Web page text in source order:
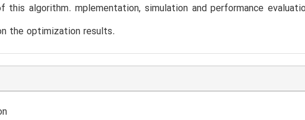
this algorithm. mplementation, simulation and performance
the optimization results.